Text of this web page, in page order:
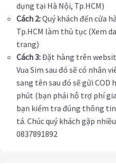
dụng tại Hà Nội, Tp.HCM)
Cách 2:Quý khách đến cửa
Tp.HCM làm thủ tục (Xem
trang)
Cách 3:Đặt hàng trên
Vua Sim sau đó sẽ có nhân
sang tên sau đó sẽ gửi COD
phút (bạn phải hỗ trợ phí
bạn kiểm tra đúng thông
tá. Chúc quý khách gặp
0837891892